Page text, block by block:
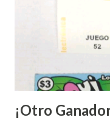
aquellos con jugadas
Loto, Revancha, Pega
Mientras, que l...
¡Otro